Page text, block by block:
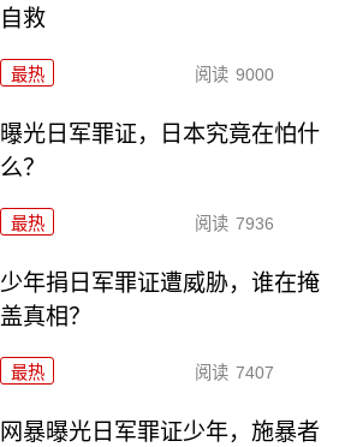
自救
最热 阅读 9000
曝光日军罪证，日本究竟在怕什
么？
最热 阅读 7936
少年捐日军罪证遭威胁，谁在掩
盖真相？
最热 阅读 7407
网暴曝光日军罪证少年，施暴者